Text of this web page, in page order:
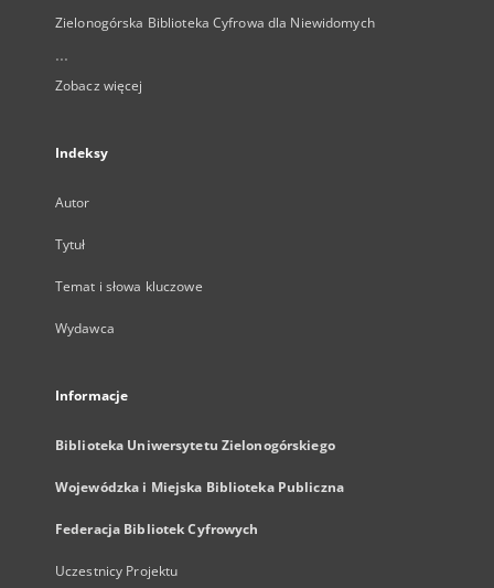
Zielonogórska Biblioteka Cyfrowa dla Niewidomych
...
Zobacz więcej
Indeksy
Autor
Tytuł
Temat i słowa kluczowe
Wydawca
Informacje
Biblioteka Uniwersytetu Zielonogórskiego
Wojewódzka i Miejska Biblioteka Publiczna
Federacja Bibliotek Cyfrowych
Uczestnicy Projektu